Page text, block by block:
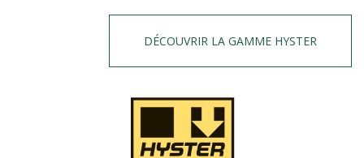
DÉCOUVRIR LA GAMME HYSTER